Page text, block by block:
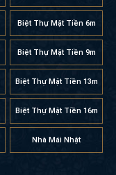
Biệt Thự Mặt Tiền 6m
Biệt Thự Mặt Tiền 9m
Biệt Thự Mặt Tiền 13m
Biệt Thự Mặt Tiền 16m
Nhà Mái Nhật